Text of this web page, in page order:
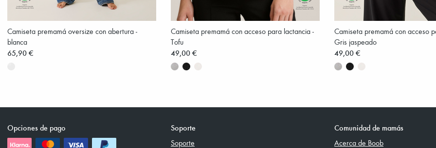
Camiseta premamá oversize con abertura -
blanca
65,90 €
Camiseta premamá con acceso para lactancia -
Tofu
49,00 €
Camiseta premamá con acceso
Gris jaspeado
49,00 €
Opciones de pago Soporte
Soporte
Comunidad de mamás
Acerca de Boob